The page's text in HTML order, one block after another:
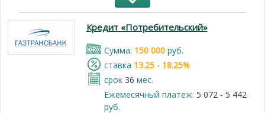
Кредит «Потребительский»
Cумма: 150 000руб.
cтавка 13.25 - 18.25%
срок 36 мес.
Ежемесячный платеж: 5 072 - 5 442
руб.